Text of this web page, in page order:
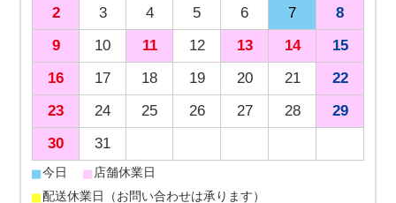
2
3 4 5 6 7
8
9
10 11 12 13 14
15
16
17 18 19 20 21
22
23
24 25 26 27 28
29
30
31
■今日 ■店舗休業日
■配送休業日（お問い合わせは承ります）